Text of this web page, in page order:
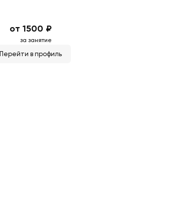
от 1500 ₽
за занятие
Перейти в профиль